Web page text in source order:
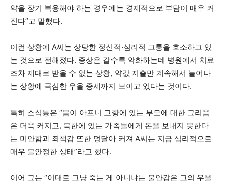
약을 장기 복용해야 하는 경우에는 경제적으로 부담이 매우 커
진다”고 말했다.
이런 상황에 A씨는 상당한 정신적·심리적 고통을 호소하고 있
는 것으로 전해졌다. 증상은 갈수록 악화하는데 병원에서 치료
조차 제대로 받을 수 없는 상황, 약값 지출만 계속해서 늘어나
는 상황에 극심한 우울 증세까지 보이고 있다는 것이다.
특히 소식통은 “몸이 아프니 고향에 있는 부모에 대한 그리움
은 더욱 커지고, 북한에 있는 가족들에게 돈을 보내지 못한다
는 미안함과 죄책감 또한 덩달아 커져 A씨는 지금 심리적으로
매우 불안정한 상태”라고 했다.
이어 그는 “이대로 그냥 죽는 게 아니냐는 불안감은 그의 우울